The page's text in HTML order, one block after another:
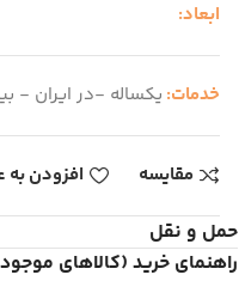
ابعاد:
خدمات: یکساله -در ایران -
مقایسه افزودن به
حمل و نقل
راهنمای خرید (کالاهای